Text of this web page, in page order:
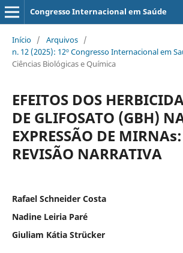
Congresso Internacional em Saúde
Início / Arquivos /
n. 12 (2025): 12º Congresso Internacional em
Ciências Biológicas e Química
EFEITOS DOS
DE GLIFOSATO (GBH)
EXPRESSÃO DE
REVISÃO NARRATIVA
Rafael Schneider Costa
Nadine Leiria Paré
Giuliam Kátia Strücker